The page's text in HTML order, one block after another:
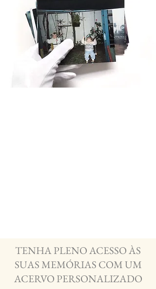
TENHA PLENO ACESSO ÀS
SUAS MEMÓRIAS COM UM
ACERVO PERSONALIZADO